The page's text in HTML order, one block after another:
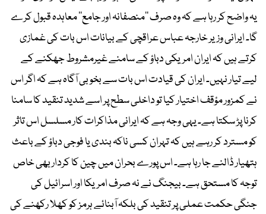
یہ واضح کر رہا ہے کہ وہ صرف ’’منصفانہ اور جامع‘‘ معاہدہ قبول کرے
گا۔ ایرانی وزیر خارجہ عباس عراقچی کے بیانات اس بات کی غمازی
کرتے ہیں کہ ایران امریکی دباؤ کے سامنے غیرمشروط جھکنے کے
لیے تیار نہیں۔ ایران کی قیادت اس بات سے بخوبی آگاہ ہے کہ اگر اس
نے کمزور مؤقف اختیار کیا تو داخلی سطح پر اسے شدید تنقید کا سامنا
کرنا پڑ سکتا ہے۔ یہی وجہ ہے کہ ایرانی مذاکرات کار مسلسل اس تاثر
کو مسترد کر رہے ہیں کہ تہران کسی ناکہ بندی یا فوجی دباؤ کے باعث
ہتھیار ڈالنے جا رہا ہے۔ اس پورے بحران میں چین کا کردار بھی خاص
توجہ کا مستحق ہے۔ بیجنگ نے نہ صرف امریکا اور اسرائیل کی
جنگی حکمت عملی پر تنقید کی بلکہ آبنائے ہرمز کو کھلا رکھنے کی